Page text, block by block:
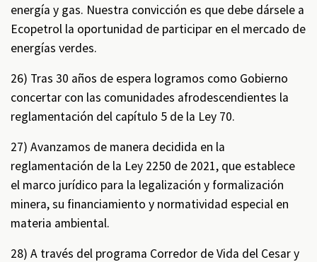
energía y gas. Nuestra convicción es que debe dársele a
Ecopetrol la oportunidad de participar en el mercado de
energías verdes.
26) Tras 30 años de espera logramos como Gobierno
concertar con las comunidades afrodescendientes la
reglamentación del capítulo 5 de la Ley 70.
27) Avanzamos de manera decidida en la
reglamentación de la Ley 2250 de 2021, que establece
el marco jurídico para la legalización y formalización
minera, su financiamiento y normatividad especial en
materia ambiental.
28) A través del programa Corredor de Vida del Cesar y